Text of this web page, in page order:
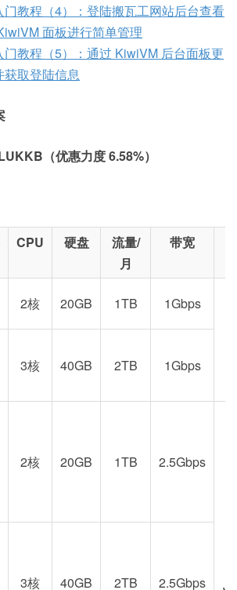
门教程（4）：登陆搬瓦工网站后台查看
面板进行简单管理
教程（5）：通过 KiwiVM 后台面板更
取登陆信息
（优惠力度 6.58%）
CPU 硬盘
流量/
月
带宽
2核 20GB 1TB 1Gbps
3核 40GB 2TB 1Gbps
2核 20GB 1TB 2.5Gbps
3核 40GB 2TB 2.5Gbps